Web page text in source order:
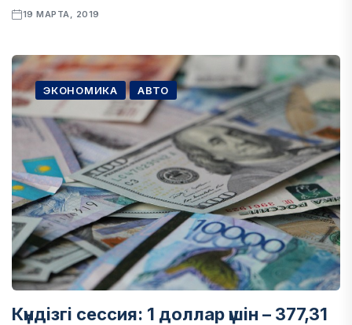
19 МАРТА, 2019
ЭКОНОМИКА АВТО
Күндізгі сессия: 1 доллар үшін – 377,31